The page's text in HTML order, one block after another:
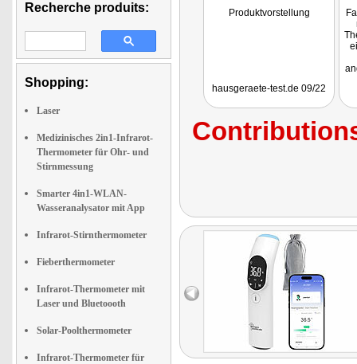
Recherche produits:
Shopping:
Laser
Medizinisches 2in1-Infrarot-
Thermometer für Ohr- und
Stirnmessung
Smarter 4in1-WLAN-
Wasseranalysator mit App
Infrarot-Stirnthermometer
Fieberthermometer
Infrarot-Thermometer mit
Laser und Bluetoooth
Solar-Poolthermometer
Infrarot-Thermometer für
Produktvorstellung
hausgeraete-test.de 09/22